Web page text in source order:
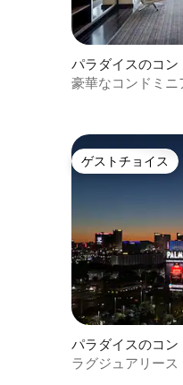
パラダイスのコン
豪華なコンドミニ
ゲストチョイス
ゲストチョイス
パラダイスのコン
ラグジュアリー